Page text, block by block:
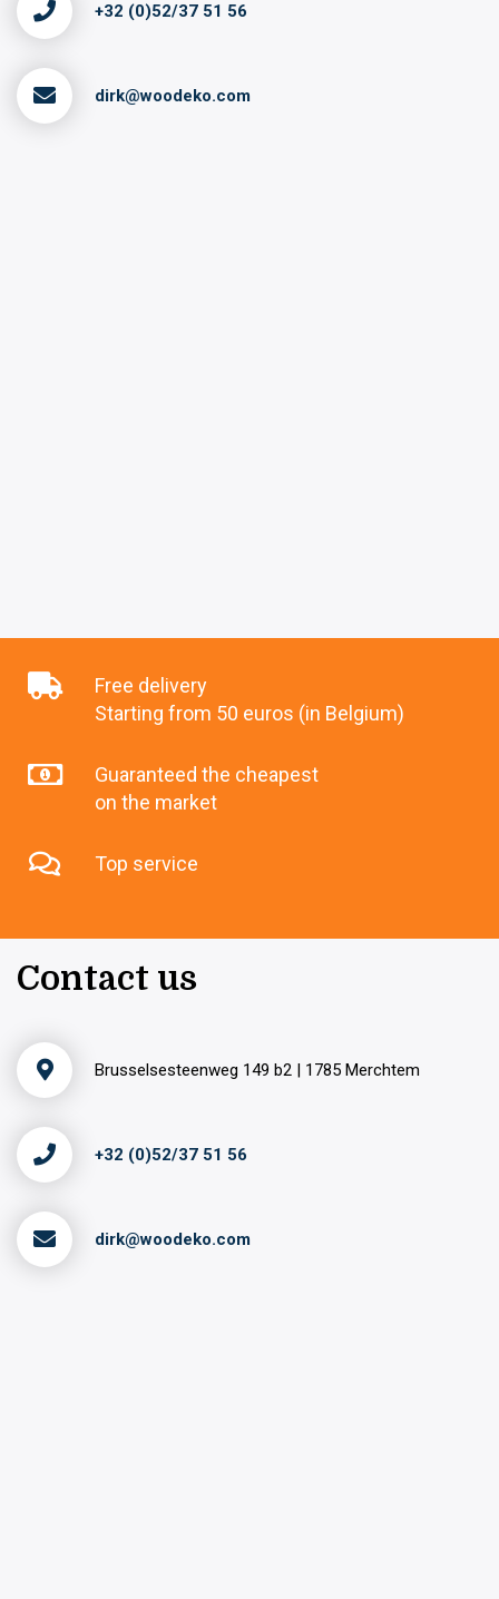
+32 (0)52/37 51 56
dirk@woodeko.com
Free delivery
Starting from 50 euros (in Belgium)
Guaranteed the cheapest
on the market
Top service
Contact us
Brusselsesteenweg 149 b2 | 1785 Merchtem
+32 (0)52/37 51 56
dirk@woodeko.com